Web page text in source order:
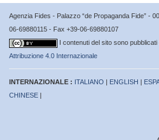
Agenzia Fides - Palazzo “de Propaganda Fide” -
06-69880115 - Fax +39-06-69880107
I contenuti del sito sono pubblicati
Attribuzione 4.0 Internazionale
INTERNAZIONALE : ITALIANO | ENGLISH |
CHINESE |